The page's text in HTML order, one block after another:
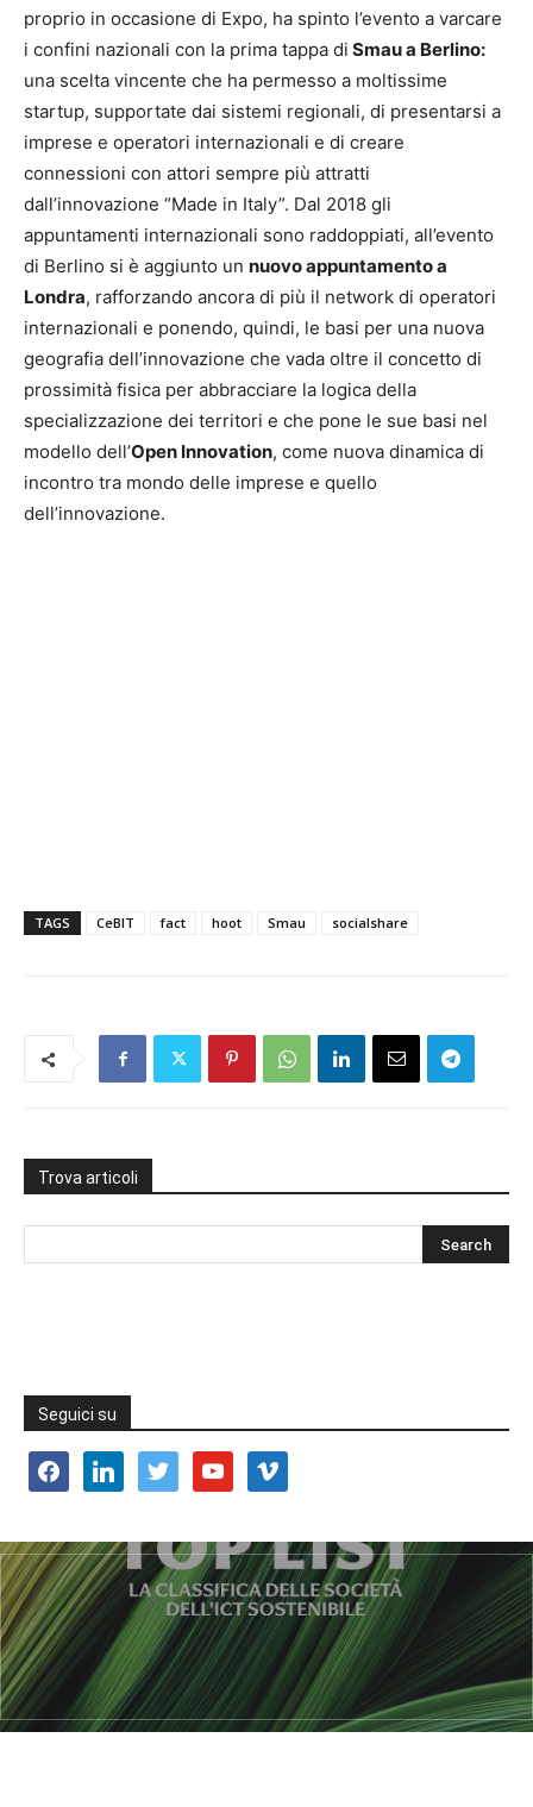
proprio in occasione di Expo, ha spinto l’evento a varcare
i confini nazionali con la prima tappa di Smau a Berlino:
una scelta vincente che ha permesso a moltissime
startup, supportate dai sistemi regionali, di presentarsi a
imprese e operatori internazionali e di creare
connessioni con attori sempre più attratti
dall’innovazione “Made in Italy”. Dal 2018 gli
appuntamenti internazionali sono raddoppiati, all’evento
di Berlino si è aggiunto un nuovo appuntamento a
Londra, rafforzando ancora di più il network di operatori
internazionali e ponendo, quindi, le basi per una nuova
geografia dell’innovazione che vada oltre il concetto di
prossimità fisica per abbracciare la logica della
specializzazione dei territori e che pone le sue basi nel
modello dell’Open Innovation, come nuova dinamica di
incontro tra mondo delle imprese e quello
dell’innovazione.
TAGS CeBIT fact hoot Smau socialshare
Trova articoli
Seguici su
facebooklinkedin twitter youtube vimeo